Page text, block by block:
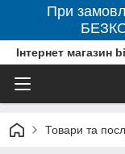
При
Інтернет магазин
Товари та